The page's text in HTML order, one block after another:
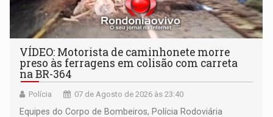
VÍDEO: Motorista de caminhonete morre
preso às ferragens em colisão com carreta
na BR-364
Polícia 07 de Agosto de 2026 às 23:40
Equipes do Corpo de Bombeiros, Polícia Rodoviária